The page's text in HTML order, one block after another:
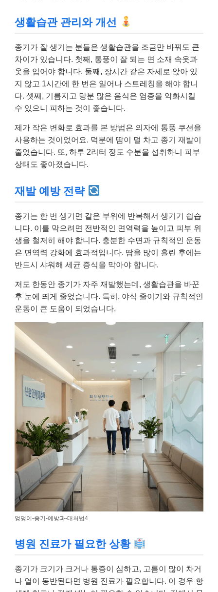
생활습관 관리와 개선
종기가 잘 생기는 분들은 생활습관을 조금만 바꿔도 큰
차이가 있습니다. 첫째, 통풍이 잘 되는 면 소재 속옷과
옷을 입어야 합니다. 둘째, 장시간 같은 자세로 앉아 있
지 않고 1시간에 한 번은 일어나 스트레칭을 해야 합니
다. 셋째, 기름지고 당분 많은 음식은 염증을 악화시킬
수 있으니 피하는 것이 좋습니다.
제가 작은 변화로 효과를 본 방법은 의자에 통풍 쿠션을
사용하는 것이었어요. 덕분에 땀이 덜 차고 종기 재발이
줄었습니다. 또, 하루 2리터 정도 수분을 섭취하니 피부
상태도 좋아졌습니다.
재발 예방 전략
종기는 한 번 생기면 같은 부위에 반복해서 생기기 쉽습
니다. 이를 막으려면 전반적인 면역력을 높이고 피부 위
생을 철저히 해야 합니다. 충분한 수면과 규칙적인 운동
은 면역력 강화에 효과적입니다. 땀을 많이 흘린 후에는
반드시 샤워해 세균 증식을 막아야 합니다.
저도 한동안 종기가 자주 재발했는데, 생활습관을 바꾼
후 눈에 띄게 줄었습니다. 특히, 야식 줄이기와 규칙적인
운동이 큰 도움이 되었습니다.
엉덩이-종기-예방과-대처법4
병원 진료가 필요한 상황
종기가 크기가 크거나 통증이 심하고, 고름이 많이 차거
나 열이 동반된다면 병원 진료가 필요합니다. 이 경우 항